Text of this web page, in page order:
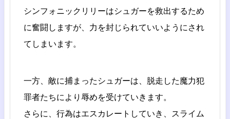
シンフォニックリリーはシュガーを救出するため
に奮闘しますが、力を封じられていいようにされ
てしまいます。
一方、敵に捕まったシュガーは、脱走した魔力犯
罪者たちにより辱めを受けていきます。
さらに、行為はエスカレートしていき、スライム